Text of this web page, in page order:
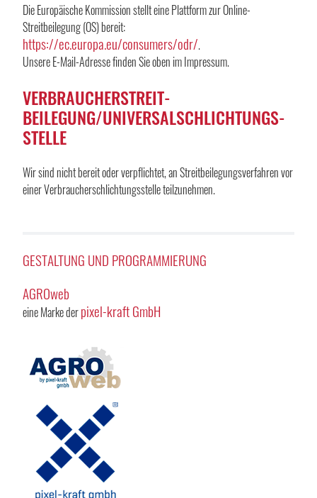
Die Europäische Kommission stellt eine Plattform zur Online-
Streitbeilegung (OS) bereit:
https://ec.europa.eu/consumers/odr/.
Unsere E-Mail-Adresse finden Sie oben im Impressum.
VERBRAUCHER­STREIT­
BEILEGUNG/UNIVERSAL­SCHLICHTUNGS­
STELLE
Wir sind nicht bereit oder verpflichtet, an Streitbeilegungsverfahren vor
einer Verbraucherschlichtungsstelle teilzunehmen.
GESTALTUNG UND PROGRAMMIERUNG
AGROweb
eine Marke derpixel-kraft GmbH